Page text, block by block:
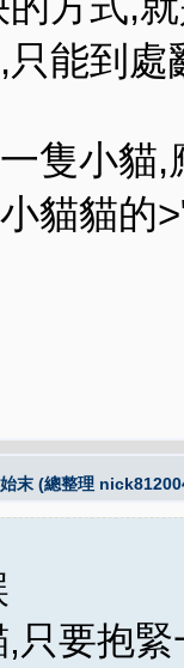
能到
隻小貓
貓貓的
末 (總整理
只要抱